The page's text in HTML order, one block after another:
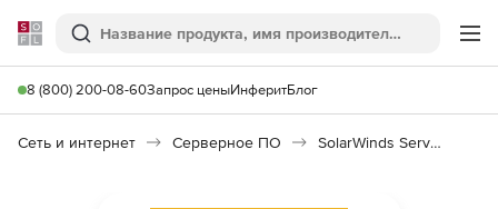
Softline
Поиск
8 (800) 200-08-60Запрос ценыИнферитБлог
Сеть и интернет Серверное ПО SolarWinds Server & Application Monitor 6